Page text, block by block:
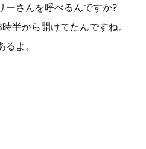
ーさんを呼べるんですか?
半から開けてたんですね。
よ。